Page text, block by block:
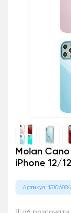
Molan
iPhone 12/
Артикул: 15106884
Щоб розпочати